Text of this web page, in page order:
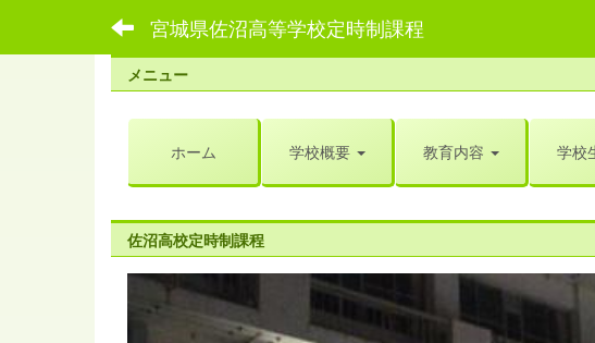
宮城県佐沼高等学校定時制課程
メニュー
ホーム 学校概要 教育内容 学校
佐沼高校定時制課程
r